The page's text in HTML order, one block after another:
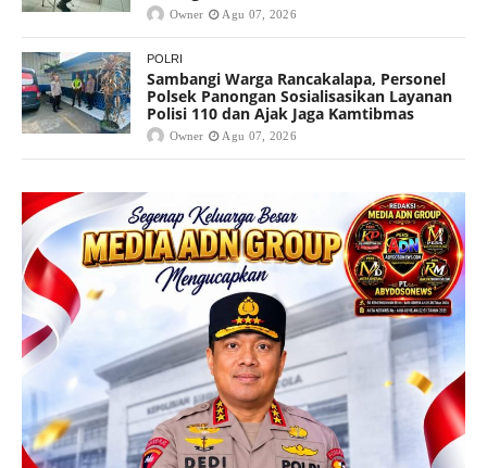
Owner Agu 07, 2026
POLRI
Sambangi Warga Rancakalapa, Personel
Polsek Panongan Sosialisasikan Layanan
Polisi 110 dan Ajak Jaga Kamtibmas
Owner Agu 07, 2026